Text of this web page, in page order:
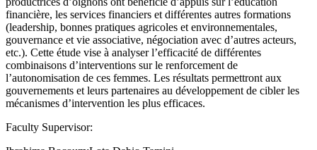
financière, les services financiers et différentes autres formations
(leadership, bonnes pratiques agricoles et environnementales,
gouvernance et vie associative, négociation avec d’autres acteurs,
etc.). Cette étude vise à analyser l’efficacité de différentes
combinaisons d’interventions sur le renforcement de
l’autonomisation de ces femmes. Les résultats permettront aux
gouvernements et leurs partenaires au développement de cibler les
mécanismes d’intervention les plus efficaces.
Faculty Supervisor: